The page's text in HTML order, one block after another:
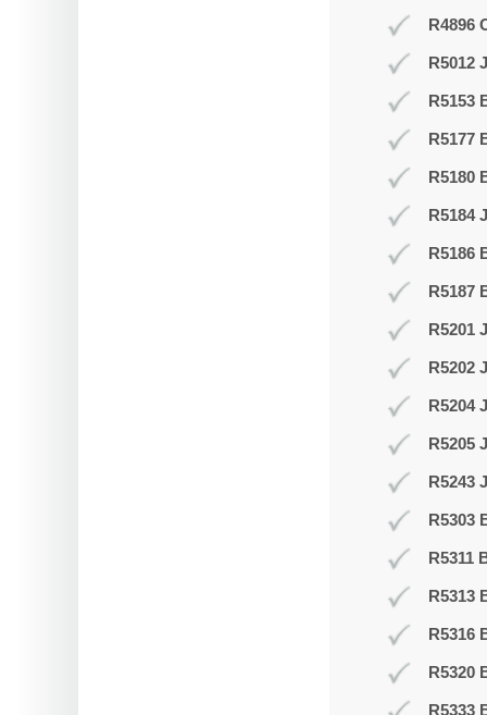
R4896
R5012
R5153
R5177
R5180
R5184
R5186
R5187
R5201
R5202
R5204
R5205
R5243
R5303
R5311
R5313
R5316
R5320
R5333